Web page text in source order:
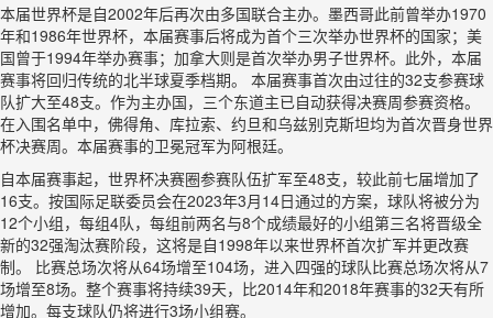
本届世界杯是自2002年后再次由多国联合主办。墨西哥此前曾举办1970
年和1986年世界杯，本届赛事后将成为首个三次举办世界杯的国家；美
国曾于1994年举办赛事；加拿大则是首次举办男子世界杯。此外，本届
赛事将回归传统的北半球夏季档期。 本届赛事首次由过往的32支参赛球
队扩大至48支。作为主办国，三个东道主已自动获得决赛周参赛资格。
在入围名单中，佛得角、库拉索、约旦和乌兹别克斯坦均为首次晋身世界
杯决赛周。本届赛事的卫冕冠军为阿根廷。
自本届赛事起，世界杯决赛圈参赛队伍扩军至48支，较此前七届增加了
16支。按国际足联委员会在2023年3月14日通过的方案，球队将被分为
12个小组，每组4队，每组前两名与8个成绩最好的小组第三名将晋级全
新的32强淘汰赛阶段，这将是自1998年以来世界杯首次扩军并更改赛
制。 比赛总场次将从64场增至104场，进入四强的球队比赛总场次将从7
场增至8场。整个赛事将持续39天，比2014年和2018年赛事的32天有所
增加。每支球队仍将进行3场小组赛。